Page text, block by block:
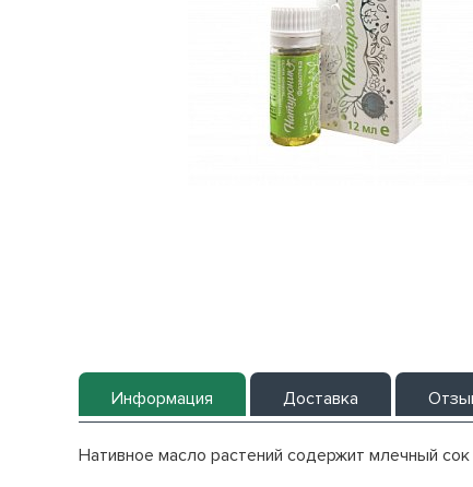
Информация Доставка
Нативное масло растений содержит млечный